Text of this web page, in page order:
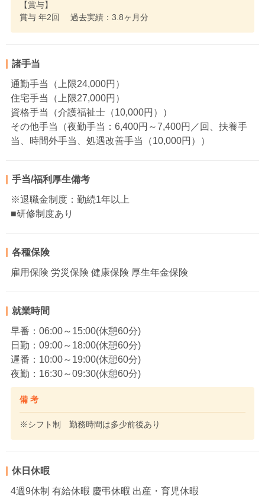
【賞与】
賞与 年2回 過去実績：3.8ヶ月分
諸手当
通勤手当（上限24,000円）
住宅手当（上限27,000円）
資格手当（介護福祉士（10,000円））
その他手当（夜勤手当：6,400円～7,400円／回、扶養手
当、時間外手当、処遇改善手当（10,000円））
手当/福利厚生備考
※退職金制度：勤続1年以上
■研修制度あり
各種保険
雇用保険 労災保険 健康保険 厚生年金保険
就業時間
早番：06:00～15:00(休憩60分)
日勤：09:00～18:00(休憩60分)
遅番：10:00～19:00(休憩60分)
夜勤：16:30～09:30(休憩60分)
備 考
※シフト制 勤務時間は多少前後あり
休日休暇
4週9休制 有給休暇 慶弔休暇 出産・育児休暇